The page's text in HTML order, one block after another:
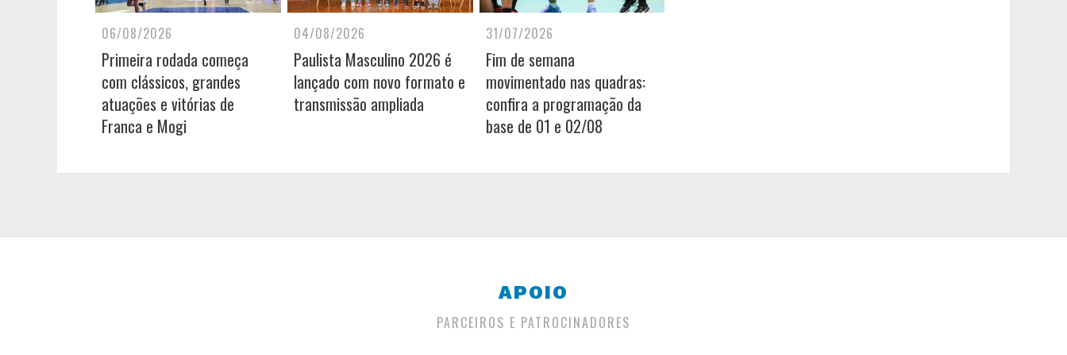
06/08/2026
Primeira rodada começa
com clássicos, grandes
atuações e vitórias de
Franca e Mogi
04/08/2026
Paulista Masculino 2026 é
lançado com novo formato e
transmissão ampliada
31/07/2026
Fim de semana
movimentado nas quadras:
confira a programação da
base de 01 e 02/08
APOIO
PARCEIROS E PATROCINADORES